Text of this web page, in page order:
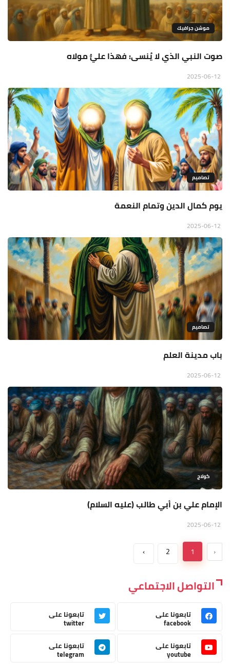
موشن جرافيك
صوت النبي الذي لا يُنسى: فهذا عليٌّ مولاه
تصاميم
يوم كمال الدين وتمام النعمة
تصاميم
باب مدينة العلم
كولاج
الإمام علي بن أبي طالب (عليه السلام)
‹
1
2
›
التواصل الاجتماعي
تابعونا على
facebook
تابعونا على
twitter
تابعونا على
youtube
تابعونا على
telegram